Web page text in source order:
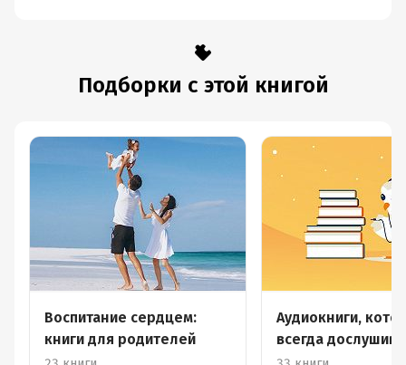
Подборки с этой книгой
Воспитание сердцем:
книги для родителей
Аудиокниги,
всегда
конца